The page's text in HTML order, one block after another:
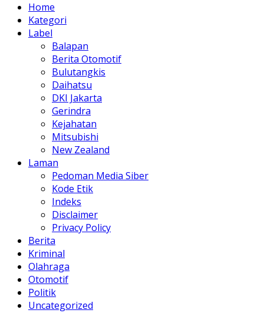
Home
Kategori
Label
Balapan
Berita Otomotif
Bulutangkis
Daihatsu
DKI Jakarta
Gerindra
Kejahatan
Mitsubishi
New Zealand
Laman
Pedoman Media Siber
Kode Etik
Indeks
Disclaimer
Privacy Policy
Berita
Kriminal
Olahraga
Otomotif
Politik
Uncategorized